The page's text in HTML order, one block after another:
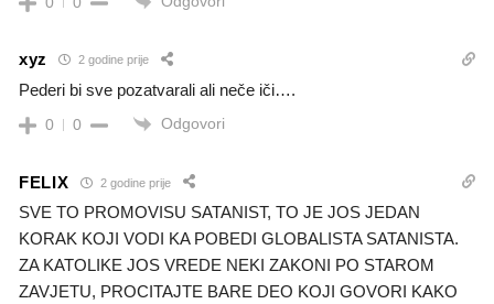
xyz 2 godine prije
Pederi bi sve pozatvarali ali neče iči….
0 0 Odgovori
FELIX 2 godine prije
SVE TO PROMOVISU SATANIST, TO JE JOS JEDAN
KORAK KOJI VODI KA POBEDI GLOBALISTA SATANISTA.
ZA KATOLIKE JOS VREDE NEKI ZAKONI PO STAROM
ZAVJETU, PROCITAJTE BARE DEO KOJI GOVORI KAKO